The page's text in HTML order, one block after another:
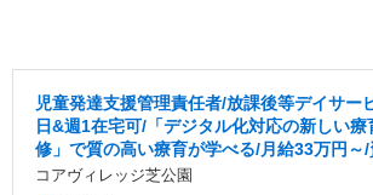
児童発達支援管理責任者/放課後等デイサー
日&週1在宅可/「デジタル化対応の新しい
修」で質の高い療育が学べる/月給33万円～
コアヴィレッジ芝公園